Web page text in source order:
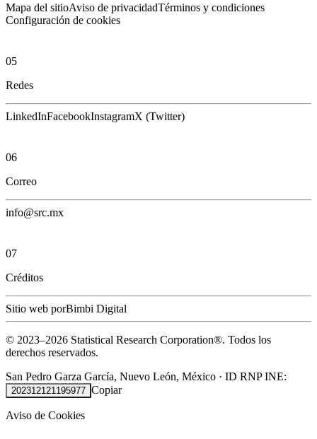
Mapa del sitioAviso de privacidadTérminos y condiciones
Configuración de cookies
05
Redes
LinkedInFacebookInstagramX (Twitter)
06
Correo
info@src.mx
07
Créditos
Sitio web porBimbi Digital
© 2023–2026 Statistical Research Corporation®. Todos los
derechos reservados.
San Pedro Garza García, Nuevo León, México · ID RNP INE:
202312121195977 Copiar
Aviso de Cookies